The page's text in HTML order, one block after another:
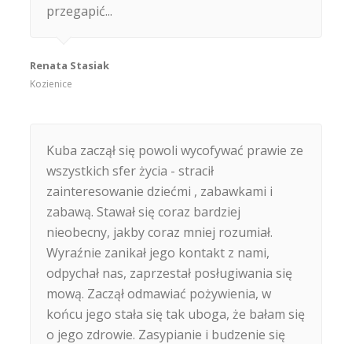
przegapić...
Renata Stasiak
Kozienice
Kuba zaczął się powoli wycofywać prawie ze
wszystkich sfer życia - stracił
zainteresowanie dziećmi , zabawkami i
zabawą. Stawał się coraz bardziej
nieobecny, jakby coraz mniej rozumiał.
Wyraźnie zanikał jego kontakt z nami,
odpychał nas, zaprzestał posługiwania się
mową. Zaczął odmawiać pożywienia, w
końcu jego stała się tak uboga, że bałam się
o jego zdrowie. Zasypianie i budzenie się